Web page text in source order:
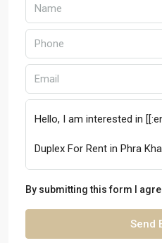
By submitting this form I
Send